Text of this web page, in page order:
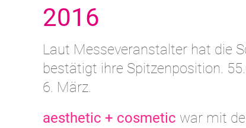
2016
Laut Messeveranstalter hat die
bestätigt ihre Spitzenposition.
6. März.
aesthetic + cosmetic war mit